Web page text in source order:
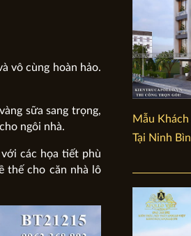
vô cùng hoàn hảo.
sữa sang trọng,
ngôi nhà.
các họa tiết phù
thế cho căn nhà lô
Mẫu Khách
Tại Ninh